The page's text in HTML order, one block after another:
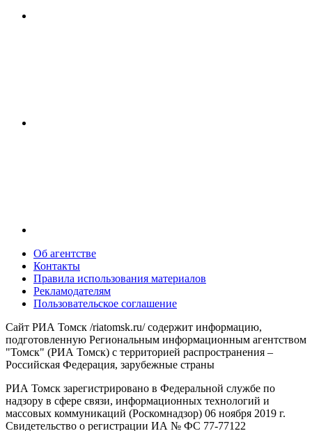
Об агентстве
Контакты
Правила использования материалов
Рекламодателям
Пользовательское соглашение
Сайт РИА Томск /riatomsk.ru/ содержит информацию,
подготовленную Региональным информационным агентством
"Томск" (РИА Томск) с территорией распространения –
Российская Федерация, зарубежные страны
РИА Томск зарегистрировано в Федеральной службе по
надзору в сфере связи, информационных технологий и
массовых коммуникаций (Роскомнадзор) 06 ноября 2019 г.
Свидетельство о регистрации ИА № ФС 77-77122